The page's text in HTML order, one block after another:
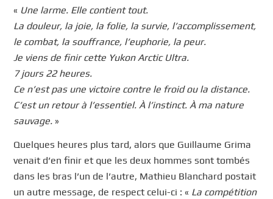
« Une larme. Elle contient tout.
La douleur, la joie, la folie, la survie, l’accomplissement,
le combat, la souffrance, l’euphorie, la peur.
Je viens de finir cette Yukon Arctic Ultra.
7 jours 22 heures.
Ce n’est pas une victoire contre le froid ou la distance.
C’est un retour à l’essentiel. À l’instinct. À ma nature
sauvage.»
Quelques heures plus tard, alors que Guillaume Grima
venait d’en finir et que les deux hommes sont tombés
dans les bras l’un de l’autre, Mathieu Blanchard postait
un autre message, de respect celui-ci : « La compétition